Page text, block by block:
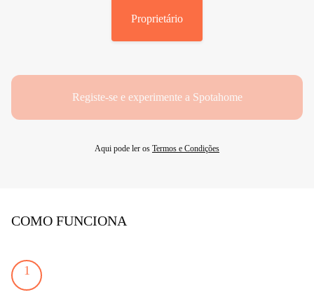
Proprietário
Registe-se e experimente a Spotahome
Aqui pode ler os Termos e Condições
COMO FUNCIONA
1